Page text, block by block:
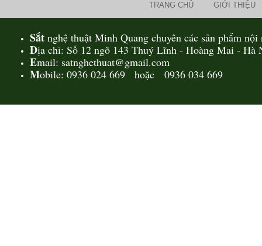
TRANG CHỦ GIỚI THIỆU
Sắt nghệ thuật Minh Quang chuyên các sản phẩm
Địa chỉ: Số 12 ngõ 143 Thuý Lĩnh - Hoàng Mai - Hà
Email: satnghethuat@gmail.com
Mobile: 0936 024 669 hoặc 0936 034 669